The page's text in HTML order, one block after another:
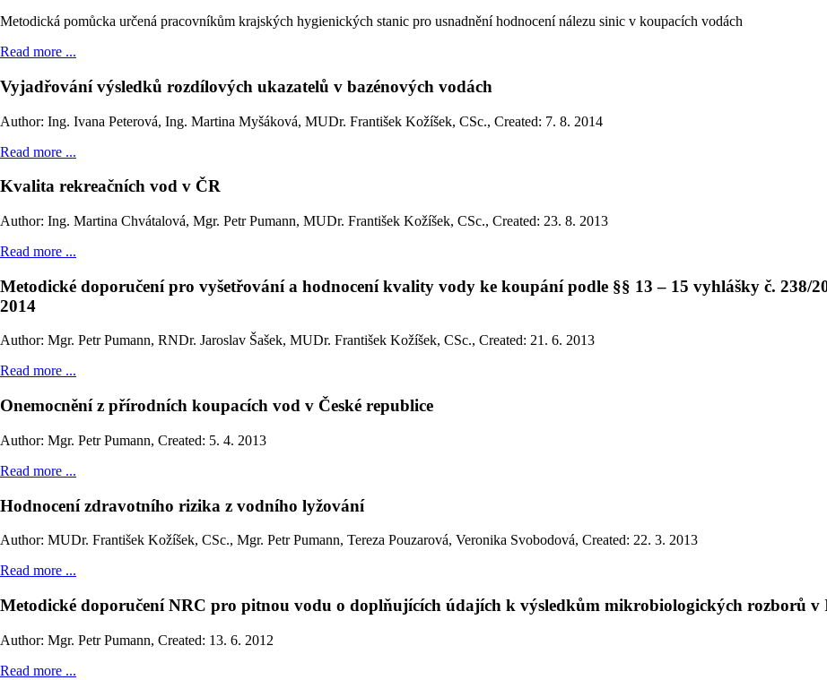
Metodická pomůcka určená pracovníkům krajských hygienických stanic pro usnadnění hodnocení nálezu sinic v koupacích vodách
Read more ...
Vyjadřování výsledků rozdílových ukazatelů v bazénových vodách
Author: Ing. Ivana Peterová, Ing. Martina Myšáková, MUDr. František Kožíšek, CSc., Created: 7. 8. 2014
Read more ...
Kvalita rekreačních vod v ČR
Author: Ing. Martina Chvátalová, Mgr. Petr Pumann, MUDr. František Kožíšek, CSc., Created: 23. 8. 2013
Read more ...
Metodické doporučení pro vyšetřování a hodnocení kvality vody ke koupání podle §§ 13 – 15 vyhlášky č. 238/
2014
Author: Mgr. Petr Pumann, RNDr. Jaroslav Šašek, MUDr. František Kožíšek, CSc., Created: 21. 6. 2013
Read more ...
Onemocnění z přírodních koupacích vod v České republice
Author: Mgr. Petr Pumann, Created: 5. 4. 2013
Read more ...
Hodnocení zdravotního rizika z vodního lyžování
Author: MUDr. František Kožíšek, CSc., Mgr. Petr Pumann, Tereza Pouzarová, Veronika Svobodová, Created: 22. 3. 2013
Read more ...
Metodické doporučení NRC pro pitnou vodu o doplňujících údajích k výsledkům mikrobiologických rozborů
Author: Mgr. Petr Pumann, Created: 13. 6. 2012
Read more ...